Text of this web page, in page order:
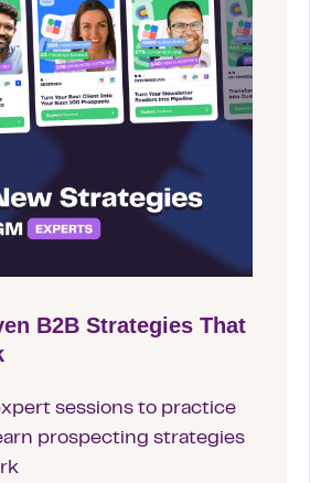
B2B Strategies That
sessions to practice
prospecting strategies